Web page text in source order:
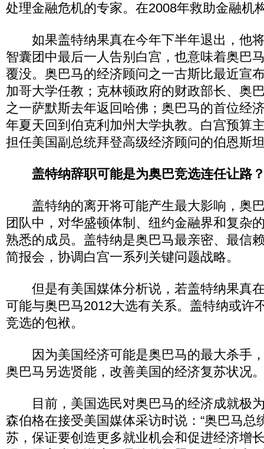
处理金融危机的专家。在2008年救助金融机
如果盖特纳果真在今年下半年退出，他
智囊团中最后一人告别白宫，也意味着奥巴
覆没。奥巴马的经济顾问之一古斯比最近宣
加哥大学任教；克林顿政府的财政部长、奥
之一萨默斯去年返回哈佛；奥巴马的首位经
年夏天回到伯克利加州大学执教。白宫预算
担任美国副总统拜登高级经济顾问的伯恩斯
盖特纳辞职可能是为奥巴竞选连任让路
盖特纳的离开将可能产生最大影响，奥
团队中，对华盛顿体制、纽约金融界和复杂
熟悉的成员。盖特纳是奥巴马最亲密、最信
简报会，协调白宫一系列关键问题战略。
但是有美国媒体分析说，若盖特纳果真
可能与奥巴马2012大选有关系。盖特纳或许
竞选的包袱。
因为美国经济可能是奥巴马的最大杀手
奥巴马另选贤能，改善美国的经济复苏状况
目前，美国选民对奥巴马的经济成就极
森伯格在接受美国媒体采访时说：“奥巴马总
苏，保证要创造更多就业机会和促进经济增